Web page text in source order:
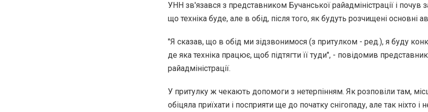
УНН зв'язався з представником Бучанської райадміністрації і почув
що техніка буде, але в обід, після того, як будуть розчищені основні
"Я сказав, що в обід ми зідзвонимося (з притулком - ред.), я буду
де яка техніка працює, щоб підтягти її туди", - повідомив представник
райадміністрації.
У притулку ж чекають допомоги з нетерпінням. Як розповіли там,
обіцяла приїхати і посприяти ще до початку снігопаду, але так ніхто і